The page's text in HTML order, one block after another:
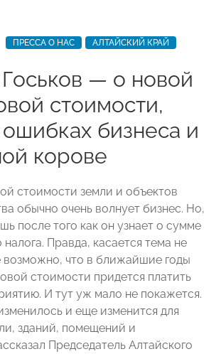
ПРЕССА О НАС АЛТАЙСКИЙ КРАЙ
— о новой
стоимости,
ошибках бизнеса и
корове
стоимости земли и объектов
обычно очень волнует бизнес. Но,
после того как он узнает о сумме
налога. Правда, касается тема не
возможно, что в ближайшие годы
стоимости придется платить
И тут уж мало не покажется.
и еще изменится для
зданий, помещений и
Председатель Алтайского